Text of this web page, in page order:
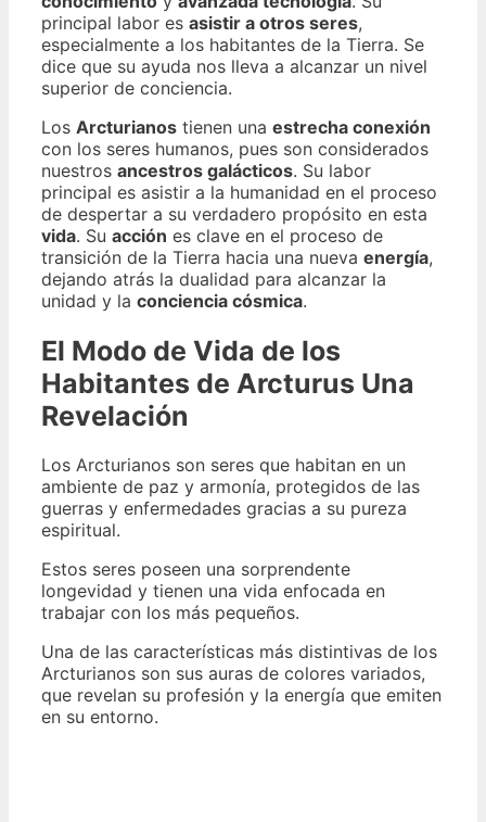
principal labor es asistir a otros seres,
especialmente a los habitantes de la Tierra. Se
dice que su ayuda nos lleva a alcanzar un nivel
superior de conciencia.
Los Arcturianos tienen una estrecha conexión
con los seres humanos, pues son considerados
nuestros ancestros galácticos. Su labor
principal es asistir a la humanidad en el proceso
de despertar a su verdadero propósito en esta
vida. Su acción es clave en el proceso de
transición de la Tierra hacia una nueva energía,
dejando atrás la dualidad para alcanzar la
unidad y la conciencia cósmica.
El Modo de Vida de los
Habitantes de Arcturus Una
Revelación
Los Arcturianos son seres que habitan en un
ambiente de paz y armonía, protegidos de las
guerras y enfermedades gracias a su pureza
espiritual.
Estos seres poseen una sorprendente
longevidad y tienen una vida enfocada en
trabajar con los más pequeños.
Una de las características más distintivas de los
Arcturianos son sus auras de colores variados,
que revelan su profesión y la energía que emiten
en su entorno.